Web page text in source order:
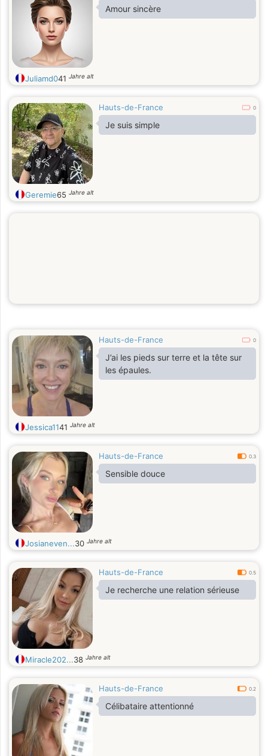
Amour sincère
Juliamd041 Jahre alt
Hauts-de-France 0
Je suis simple
Geremie65 Jahre alt
Hauts-de-France 0
J’ai les pieds sur terre et la tête sur
les épaules.
Jessica1141 Jahre alt
Hauts-de-France 0.3
Sensible douce
Josianeven...30 Jahre alt
Hauts-de-France 0.5
Je recherche une relation sérieuse
Miracle202...38 Jahre alt
Hauts-de-France 0.2
Célibataire attentionné